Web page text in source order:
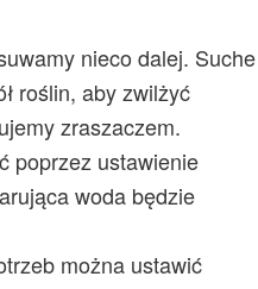
nieco dalej. Suche
roślin, aby zwilżyć
zraszaczem.
poprzez ustawienie
woda będzie
można ustawić